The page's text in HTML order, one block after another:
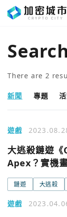
There are 2
新聞 專題
遊戲
大逃殺鏈遊《
Apex？實機
鏈遊 大逃殺
遊戲